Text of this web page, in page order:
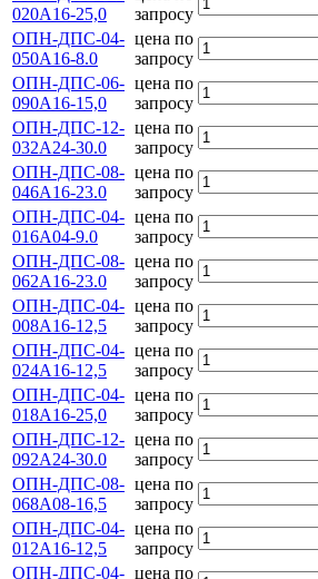
020А16-25,0
запросу
ОПН-ДПС-04-
050А16-8.0
цена по
запросу
ОПН-ДПС-06-
090А16-15,0
цена по
запросу
ОПН-ДПС-12-
032А24-30.0
цена по
запросу
ОПН-ДПС-08-
046А16-23.0
цена по
запросу
ОПН-ДПС-04-
016А04-9.0
цена по
запросу
ОПН-ДПС-08-
062А16-23.0
цена по
запросу
ОПН-ДПС-04-
008А16-12,5
цена по
запросу
ОПН-ДПС-04-
024А16-12,5
цена по
запросу
ОПН-ДПС-04-
018А16-25,0
цена по
запросу
ОПН-ДПС-12-
092А24-30.0
цена по
запросу
ОПН-ДПС-08-
068А08-16,5
цена по
запросу
ОПН-ДПС-04-
012А16-12,5
цена по
запросу
ОПН-ДПС-04- цена по